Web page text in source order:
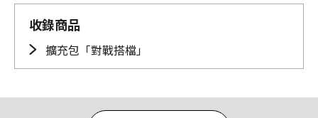
收錄商品
擴充包「對戰搭檔」